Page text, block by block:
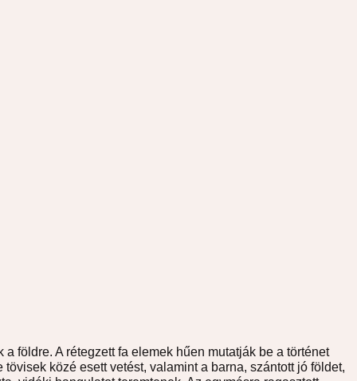
földre. A rétegzett fa elemek hűen mutatják be a történet
közé esett vetést, valamint a barna, szántott jó földet,